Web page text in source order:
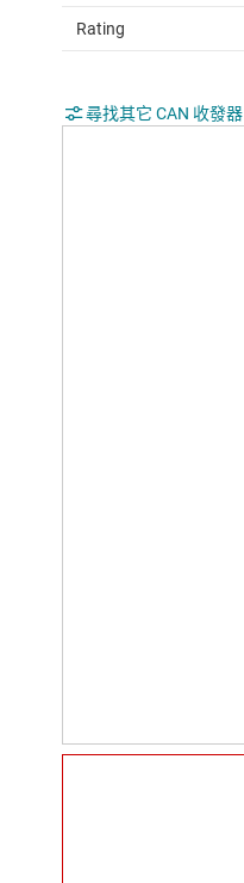
Rating
尋找其它 CAN 收發器